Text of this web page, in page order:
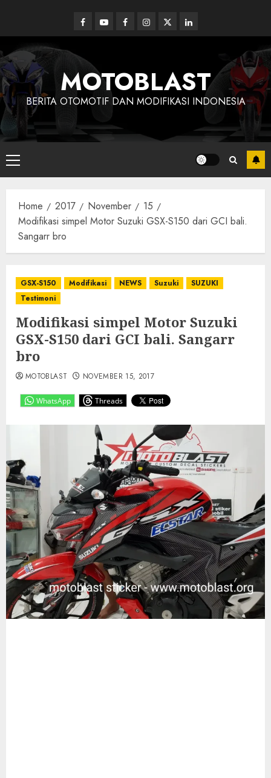
content
Facebook
YoutubeFacebookInstagram
Twitterlinkedin
MOTOBLAST
BERITA OTOMOTIF DAN MODIFIKASI INDONESIA
Primary
Menu
Home 2017 November
15
Modifikasi simpel Motor Suzuki GSX-S150 dari GCI bali.
Sangarr bro
GSX-S150 Modifikasi NEWS Suzuki
SUZUKI
Testimoni
Modifikasi simpel Motor Suzuki
GSX-S150 dari GCI bali. Sangarr
bro
WhatsApp Threads
MOTOBLAST NOVEMBER 15, 2017